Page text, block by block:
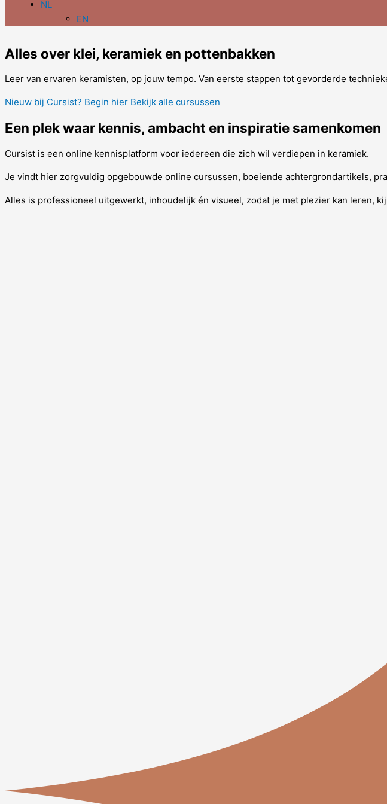
NL
EN
Alles over klei, keramiek en pottenbakken
Leer van ervaren keramisten, op jouw tempo. Van eerste stappen tot gevorderde
Nieuw bij Cursist? Begin hier Bekijk alle cursussen
Een plek waar kennis, ambacht en inspiratie samenkomen
Cursist is een online kennisplatform voor iedereen die zich wil verdiepen in keramiek.
Je vindt hier zorgvuldig opgebouwde online cursussen, boeiende achtergrondartikels,
Alles is professioneel uitgewerkt, inhoudelijk én visueel, zodat je met plezier kan leren,